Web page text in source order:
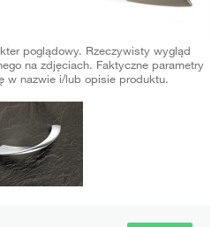
poglądowy. Rzeczywisty wygląd
na zdjęciach. Faktyczne parametry
w nazwie i/lub opisie produktu.